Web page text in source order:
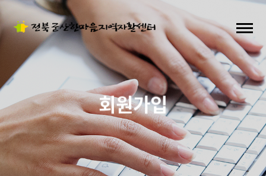
회원가입